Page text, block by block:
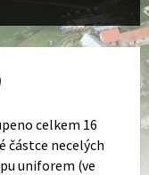
celkem 16
částce necelých
uniforem (ve